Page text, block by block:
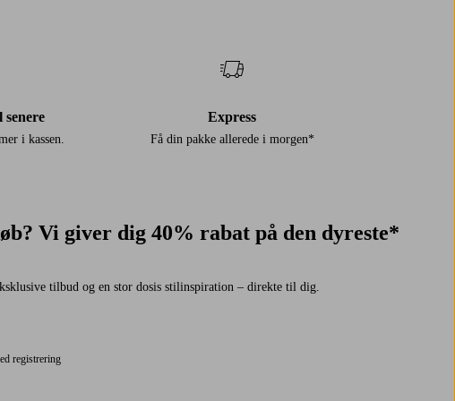
senere
i kassen.
Express
Få din pakke allerede i morgen*
Vi giver dig 40% rabat på den dyreste*
tilbud og en stor dosis stilinspiration – direkte til dig.
registrering